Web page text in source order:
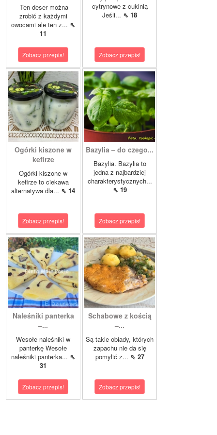
Ten deser można
zrobić z każdymi
owocami ale ten z... ⇖
11
Zobacz przepis!
cytrynowe z cukinią
Jeśli... ⇖ 18
Zobacz przepis!
Ogórki kiszone w
kefirze
Ogórki kiszone w
kefirze to ciekawa
alternatywa dla... ⇖ 14
Zobacz przepis!
Bazylia – do czego...
Bazylia. Bazylia to
jedna z najbardziej
charakterystycznych...
⇖ 19
Zobacz przepis!
Naleśniki panterka
–...
Wesołe naleśniki w
panterkę Wesołe
naleśniki panterka... ⇖
31
Zobacz przepis!
Schabowe z kością
–...
Są takie obiady, których
zapachu nie da się
pomylić z... ⇖ 27
Zobacz przepis!